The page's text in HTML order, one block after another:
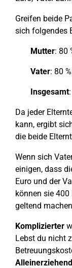
Greifen beide
sich folgendes
Mutter: 80
Vater: 80
Insgesamt
Da jeder
kann, ergibt
die beide
Wenn sich
einigen, dass
Euro und der
können sie
geltend machen
Komplizierter
Lebst du nicht